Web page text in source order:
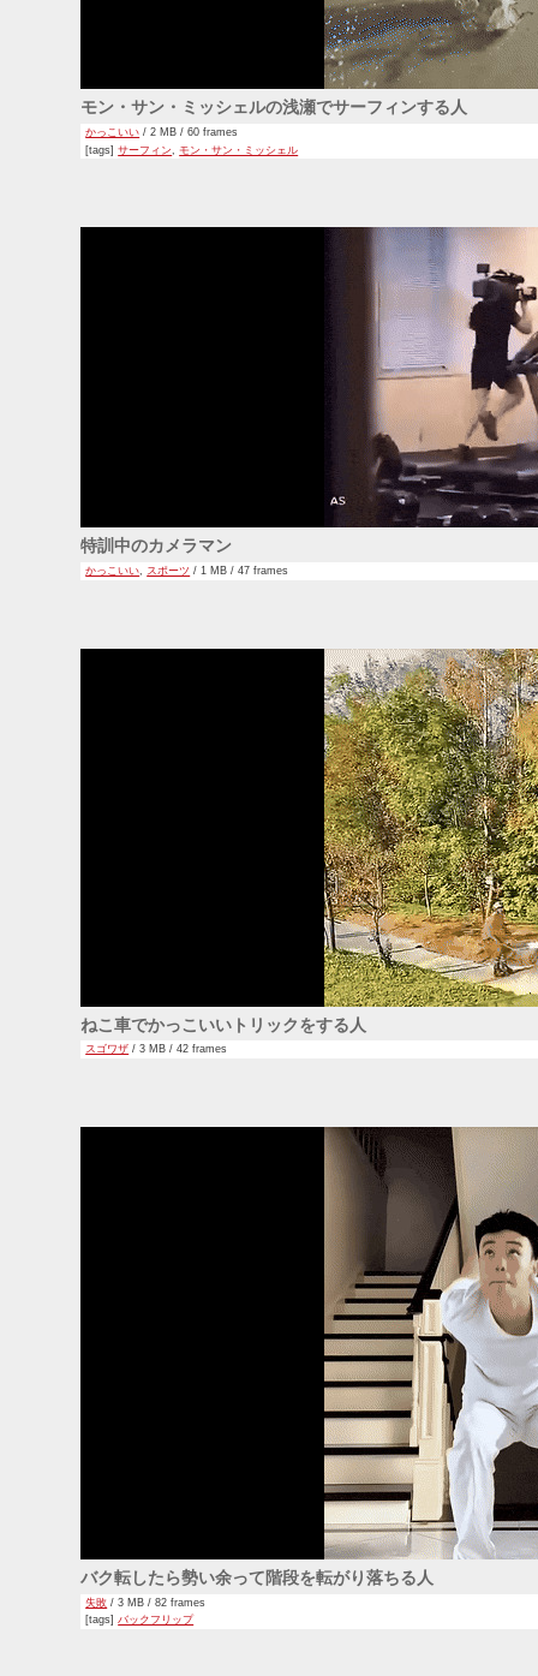
モン・サン・ミッシェルの浅瀬でサーフィンする人
かっこいい / 2 MB / 60 frames
[tags]サーフィン ,モン・サン・ミッシェル
特訓中のカメラマン
かっこいい スポーツ / 1 MB / 47 frames
ねこ車でかっこいいトリックをする人
スゴワザ / 3 MB / 42 frames
バク転したら勢い余って階段を転がり落ちる人
失敗 / 3 MB / 82 frames
[tags]バックフリップ